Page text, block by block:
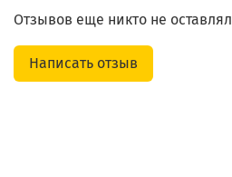
Отзывов еще никто не оставлял
Написать отзыв